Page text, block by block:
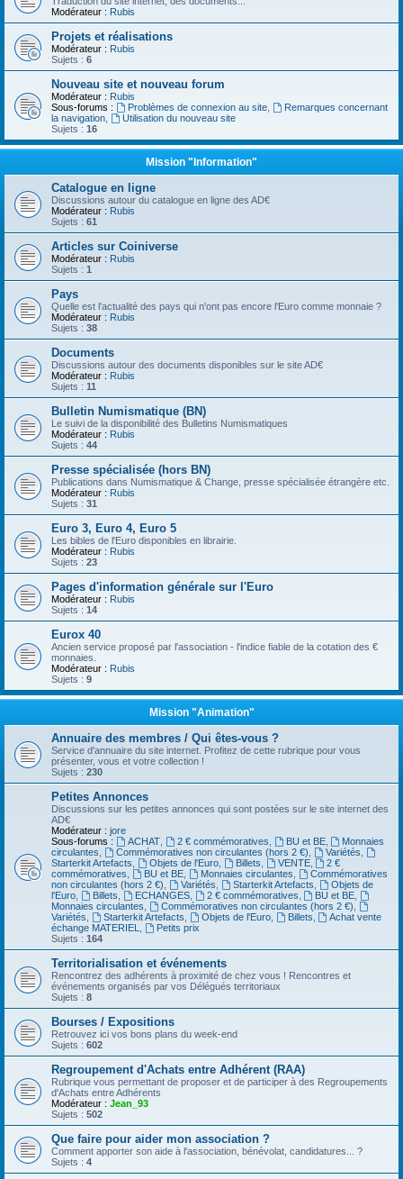
Modérateur : Rubis
Projets et réalisations
Modérateur : Rubis
Sujets : 6
Nouveau site et nouveau forum
Modérateur : Rubis
Sous-forums :
Problèmes de connexion au site,
Remarques concernant
la navigation
Utilisation du nouveau site
Sujets : 16
Mission "Information"
Catalogue en ligne
Discussions autour du catalogue en ligne des AD€
Modérateur : Rubis
Sujets : 61
Articles sur Coiniverse
Modérateur : Rubis
Sujets : 1
Pays
Quelle est l'actualité des pays qui n'ont pas encore l'Euro comme monnaie ?
Modérateur : Rubis
Sujets : 38
Documents
Discussions autour des documents disponibles sur le site AD€
Modérateur : Rubis
Sujets : 11
Bulletin Numismatique (BN)
Le suivi de la disponibilité des Bulletins Numismatiques
Modérateur : Rubis
Sujets : 44
Presse spécialisée (hors BN)
Publications dans Numismatique & Change, presse spécialisée étrangère etc.
Modérateur : Rubis
Sujets : 31
Euro 3, Euro 4, Euro 5
Les bibles de l'Euro disponibles en librairie.
Modérateur : Rubis
Sujets : 23
Pages d'information générale sur l'Euro
Modérateur : Rubis
Sujets : 14
Eurox 40
Ancien service proposé par l'association - l'indice fiable de la cotation des €
monnaies.
Modérateur : Rubis
Sujets : 9
Mission "Animation"
Annuaire des membres / Qui êtes-vous ?
Service d'annuaire du site internet. Profitez de cette rubrique pour vous
présenter, vous et votre collection !
Sujets : 230
Petites Annonces
Discussions sur les petites annonces qui sont postées sur le site internet des
AD€
Modérateur : jore
Sous-forums :
ACHAT, 2 € commémoratives BU et BE,
Monnaies
circulantes
Commémoratives non circulantes (hors 2 €) Variétés
Starterkit Artefacts
Objets de l'Euro, Billets VENTE,
2 €
commémoratives
BU et BE, Monnaies circulantes
Commémoratives
non circulantes (hors 2 €)
Variétés Starterkit Artefacts
Objets de
l'Euro
Billets ECHANGES, 2 € commémoratives BU et BE
Monnaies circulantes
Commémoratives non circulantes (hors 2 €)
Variétés
Starterkit Artefacts Objets de l'Euro, Billets
Achat vente
échange MATERIEL
Petits prix
Sujets : 164
Territorialisation et événements
Rencontrez des adhérents à proximité de chez vous ! Rencontres et
événements organisés par vos Délégués territoriaux
Sujets : 8
Bourses / Expositions
Retrouvez ici vos bons plans du week-end
Sujets : 602
Regroupement d'Achats entre Adhérent (RAA)
Rubrique vous permettant de proposer et de participer à des Regroupements
d'Achats entre Adhérents
Modérateur : Jean_93
Sujets : 502
Que faire pour aider mon association ?
Comment apporter son aide à l'association, bénévolat, candidatures... ?
Sujets : 4